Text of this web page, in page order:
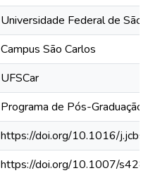
Universidade Federal de São
Campus São Carlos
UFSCar
Programa de Pós-
https://doi.org/10.1016/
https://doi.org/10.1007/